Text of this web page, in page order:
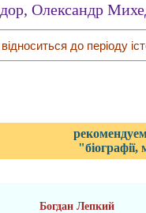
Олександр
до періоду
Богдан Лепкий